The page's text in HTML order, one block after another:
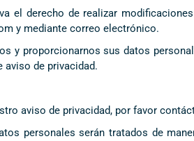
el derecho de realizar
y mediante correo electrónico.
y proporcionarnos sus datos
de privacidad.
aviso de privacidad, por favor
personales serán tratados de